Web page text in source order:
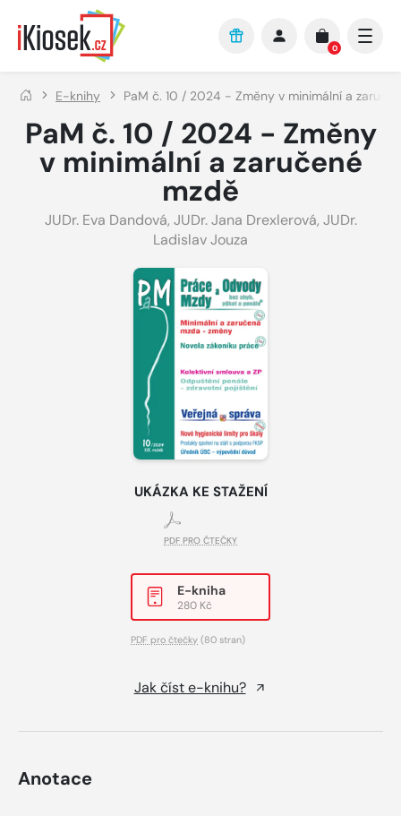
Přejít na hlavní obsah
0
E-knihy PaM č. 10 / 2024 - Změny v minimální a
PaM č. 10 / 2024 - Změny
v minimální a zaručené
mzdě
JUDr. Eva Dandová, JUDr. Jana Drexlerová, JUDr.
Ladislav Jouza
UKÁZKA KE STAŽENÍ
PDF PRO ČTEČKY
E-kniha
280 Kč
PDF pro čtečky (80 stran)
Jak číst e-knihu?
Anotace